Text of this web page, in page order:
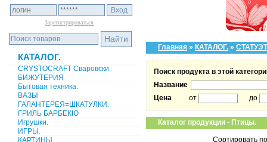
Зарегистрироваться
КАТАЛОГ.
CRYSTOCRAFT Сваровски.
БИЖУТЕРИЯ
Бытовая техника.
ВАЗЫ
ГАЛАНТЕРЕЯ=ШКАТУЛКИ.
ГРИЛЬ БАРБЕКЮ
Игрушки.
ИГРЫ.
КАРТИНЫ.
Главная » КАТАЛОГ. »
Поиск продукта в этой
Название
Цена
от до
Каталог продукции - Птицы.
Сортировать